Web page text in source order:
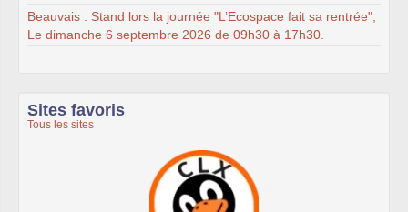
Beauvais : Stand lors la journée "L’Ecospace fait sa rentrée",
Le dimanche 6 septembre 2026 de 09h30 à 17h30.
Sites favoris
Tous les sites